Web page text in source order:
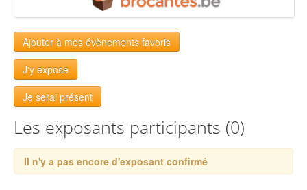
Ajouter à mes évènements favoris
J'y expose
Je serai présent
Les exposants participants (0)
Il n'y a pas encore d'exposant confirmé